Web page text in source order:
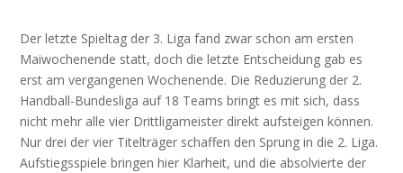
Der letzte Spieltag der 3. Liga fand zwar schon am ersten
Maiwochenende statt, doch die letzte Entscheidung gab es
erst am vergangenen Wochenende. Die Reduzierung der 2.
Handball-Bundesliga auf 18 Teams bringt es mit sich, dass
nicht mehr alle vier Drittligameister direkt aufsteigen können.
Nur drei der vier Titelträger schaffen den Sprung in die 2. Liga.
Aufstiegsspiele bringen hier Klarheit, und die absolvierte der